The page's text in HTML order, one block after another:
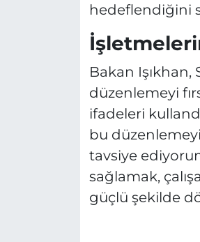
hedeflendiğini
Bakan
düzenlemeyi
ifadeleri
bu düzenlemeyi
tavsiye
sağlamak,
güçlü şekilde